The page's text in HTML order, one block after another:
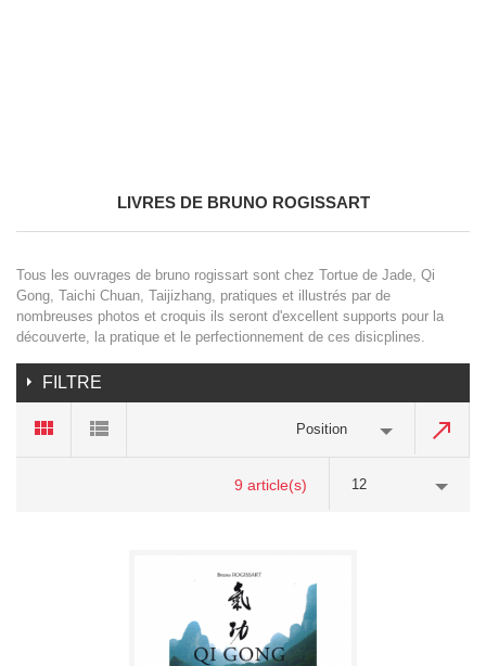
LIVRES DE BRUNO ROGISSART
Tous les ouvrages de bruno rogissart sont chez Tortue de Jade, Qi
Gong, Taichi Chuan, Taijizhang, pratiques et illustrés par de
nombreuses photos et croquis ils seront d'excellent supports pour la
découverte, la pratique et le perfectionnement de ces disicplines.
FILTRE
Position
9 article(s) 12